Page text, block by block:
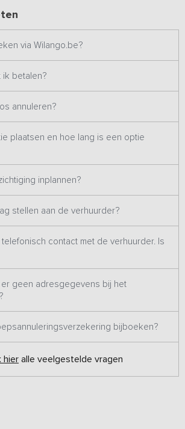
toilet, wastafel en TV.
om te barbecueën. Voor de kinderen is er
schapen en kippen.
via Wilango.be?
ik betalen?
annuleren?
plaatsen en hoe lang is een optie
inplannen?
stellen aan de verhuurder?
contact met de verhuurder. Is
er geen adresgegevens bij het
bijboeken?
hier alle veelgestelde vragen